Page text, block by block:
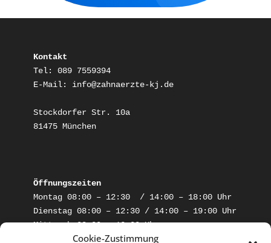
Cookie-Zustimmung
Kontakt
Tel: 089 7559394
E-Mail: info@zahnaerzte-kj.de
Stockdorfer Str. 10a
81475 München
Öffnungszeiten
Montag 08:00 – 12:30  / 14:00 – 18:00 Uhr
Dienstag 08:00 – 12:30 / 14:00 – 19:00 Uhr
Mittwoch 08:00 – 13:00 Uhr
Donnerstag 08:00 – 12:30 / 14:00 – 18:00